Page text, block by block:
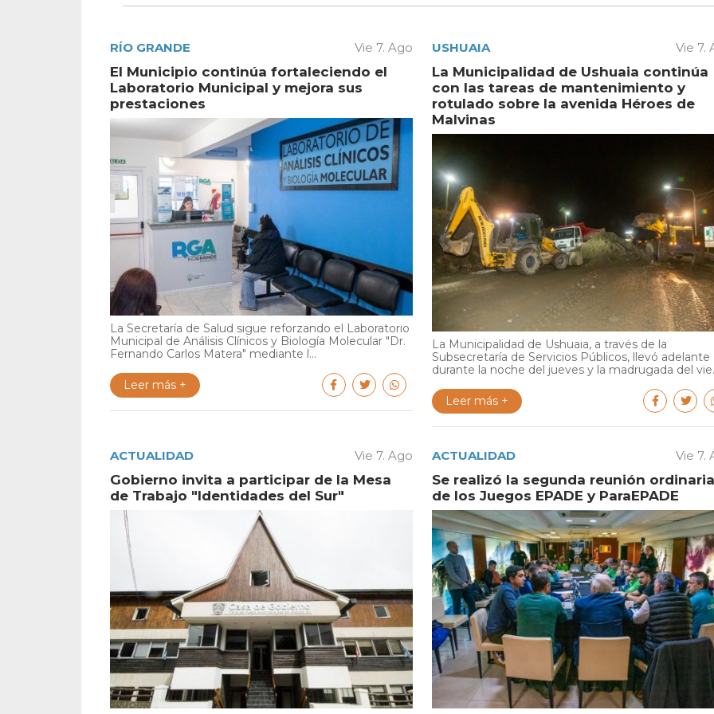
RÍO GRANDE Vie 7. Ago
El Municipio continúa fortaleciendo el
Laboratorio Municipal y mejora sus
prestaciones
La Secretaría de Salud sigue reforzando el Laboratorio
Municipal de Análisis Clínicos y Biología Molecular "Dr.
Fernando Carlos Matera" mediante l...
Leer más +
USHUAIA Vie 7.
La Municipalidad de Ushuaia continúa
con las tareas de mantenimiento y
rotulado sobre la avenida Héroes de
Malvinas
La Municipalidad de Ushuaia, a través de la
Subsecretaría de Servicios Públicos, llevó adelante
durante la noche del jueves y la madrugada del
Leer más +
ACTUALIDAD Vie 7. Ago
Gobierno invita a participar de la Mesa
de Trabajo "Identidades del Sur"
ACTUALIDAD Vie 7.
Se realizó la segunda reunión ordinaria
de los Juegos EPADE y ParaEPADE